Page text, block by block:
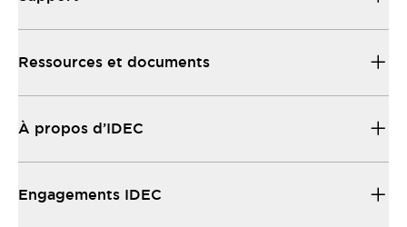
Ressources et documents
À propos d’IDEC
Engagements IDEC